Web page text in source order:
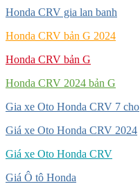
Honda CRV gia lan banh
Honda CRV bản G 2024
Honda CRV bản G
Honda CRV 2024 bản G
Gia xe Oto Honda CRV 7 cho
Giá xe Oto Honda CRV 2024
Giá xe Oto Honda CRV
Giá Ô tô Honda